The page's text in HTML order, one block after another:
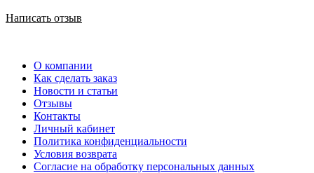
Написать отзыв
О компании
Как сделать заказ
Новости и статьи
Отзывы
Контакты
Личный кабинет
Политика конфиденциальности
Условия возврата
Согласие на обработку персональных данных